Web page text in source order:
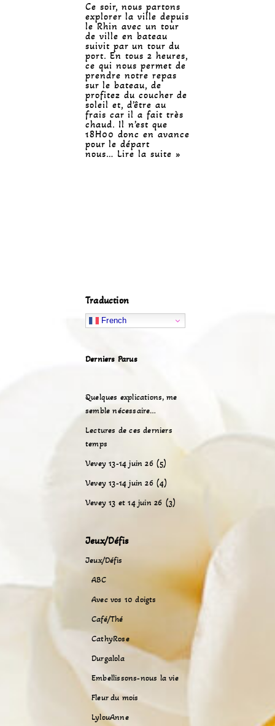
Ce soir, nous partons
explorer la ville depuis
le Rhin avec un tour
de ville en bateau
suivit par un tour du
port. En tous 2 heures,
ce qui nous permet de
prendre notre repas
sur le bateau, de
profitez du coucher de
soleil et, d’être au
frais car il a fait très
chaud. Il n’est que
18H00 donc en avance
pour le départ
nous… Lire la suite »
Traduction
French
Derniers Parus
Quelques explications, me
semble nécessaire…
Lectures de ces derniers
temps
Vevey 13-14 juin 26 (5)
Vevey 13-14 juin 26 (4)
Vevey 13 et 14 juin 26 (3)
Jeux/Défis
Jeux/Défis
ABC
Avec vos 10 doigts
Café/Thé
CathyRose
Durgalola
Embellissons-nous la vie
Fleur du mois
LylouAnne